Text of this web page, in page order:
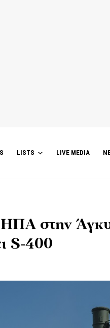
LISTS LIVE MEDIA
στην
S-400